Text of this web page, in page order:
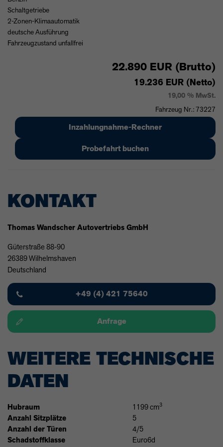
Schaltgetriebe
2-Zonen-Klimaautomatik
deutsche Ausführung
Fahrzeugzustand unfallfrei
22.890 EUR (Brutto)
19.236 EUR (Netto)
19,00 % MwSt.
Fahrzeug Nr.: 73227
Inzahlungnahme-Rechner
Probefahrt buchen
KONTAKT
Thomas Wandscher Autovertriebs GmbH
Güterstraße 88-90
26389 Wilhelmshaven
Deutschland
+49 (4) 421 75640
Anfrage
WEITERE TECHNISCHE
DATEN
Hubraum 1199 cm3
Anzahl Sitzplätze 5
Anzahl der Türen 4/5
Schadstoffklasse Euro6d